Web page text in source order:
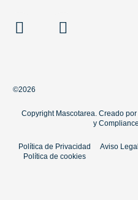
©2026
Copyright Mascotarea. Creado por
y
Política de Privacidad Aviso Legal
Política de cookies